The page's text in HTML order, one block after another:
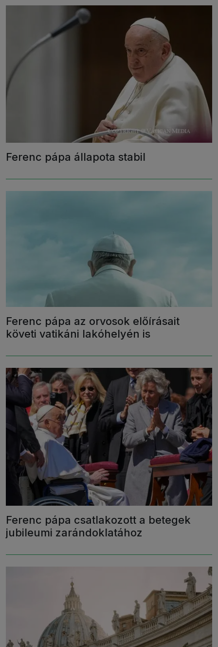
Ferenc pápa állapota stabil
Ferenc pápa az orvosok előírásait
követi vatikáni lakóhelyén is
Ferenc pápa csatlakozott a betegek
jubileumi zarándoklatához